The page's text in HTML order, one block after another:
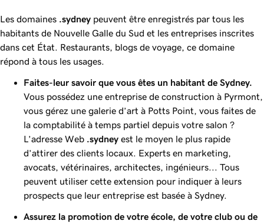
Les domaines .sydney peuvent être enregistrés par tous les
habitants de Nouvelle Galle du Sud et les entreprises inscrites
dans cet État. Restaurants, blogs de voyage, ce domaine
répond à tous les usages.
Faites-leur savoir que vous êtes un habitant de Sydney.
Vous possédez une entreprise de construction à Pyrmont,
vous gérez une galerie d’art à Potts Point, vous faites de
la comptabilité à temps partiel depuis votre salon ?
L’adresse Web .sydney est le moyen le plus rapide
d’attirer des clients locaux. Experts en marketing,
avocats, vétérinaires, architectes, ingénieurs... Tous
peuvent utiliser cette extension pour indiquer à leurs
prospects que leur entreprise est basée à Sydney.
Assurez la promotion de votre école, de votre club ou de